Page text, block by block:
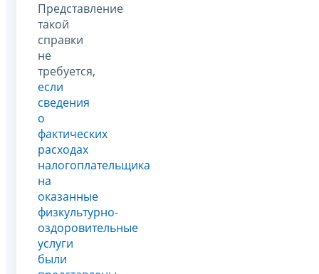
Представление
такой
справки
не
требуется,
если
сведения
о
фактических
расходах
налогоплательщика
на
оказанные
физкультурно-
оздоровительные
услуги
были